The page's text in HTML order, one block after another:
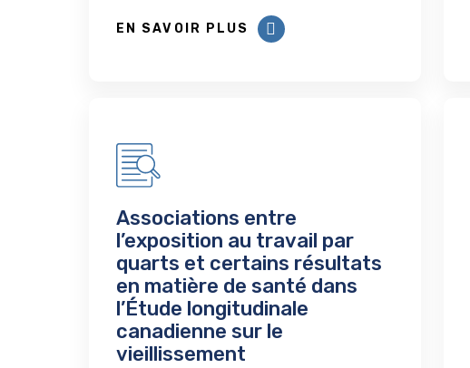
EN SAVOIR PLUS
Associations entre
l’exposition au travail par
quarts et certains résultats
en matière de santé dans
l’Étude longitudinale
canadienne sur le
vieillissement